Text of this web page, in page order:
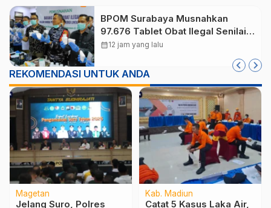
BPOM Surabaya Musnahkan
97.676 Tablet Obat Ilegal Senilai
Rp540 Juta, Cegah
Pelajar
calendar_month12 jam yang lalu
REKOMENDASI UNTUK ANDA
Magetan
Jelang Suro, Polres
Kab. Madiun
Catat 5 Kasus Laka Air,